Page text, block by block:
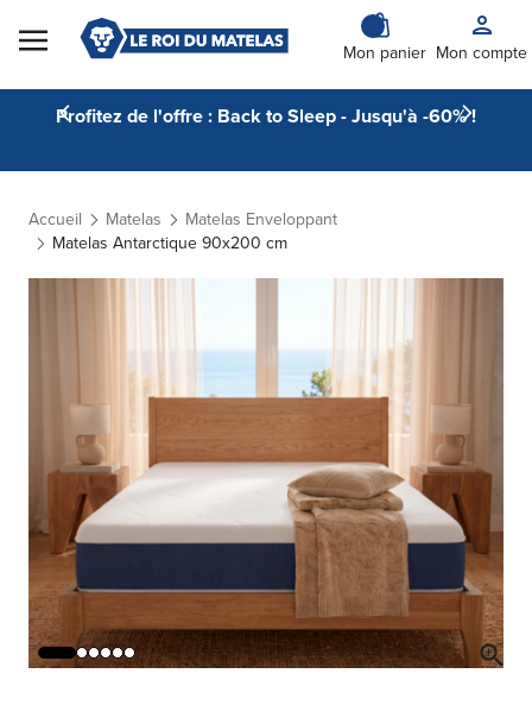
Skip to Content
Mon panier Mon compte
Profitez de l'offre : Back to Sleep - Jusqu'à -60% !
Accueil Matelas
Matelas Enveloppant
Matelas Antarctique 90x200 cm